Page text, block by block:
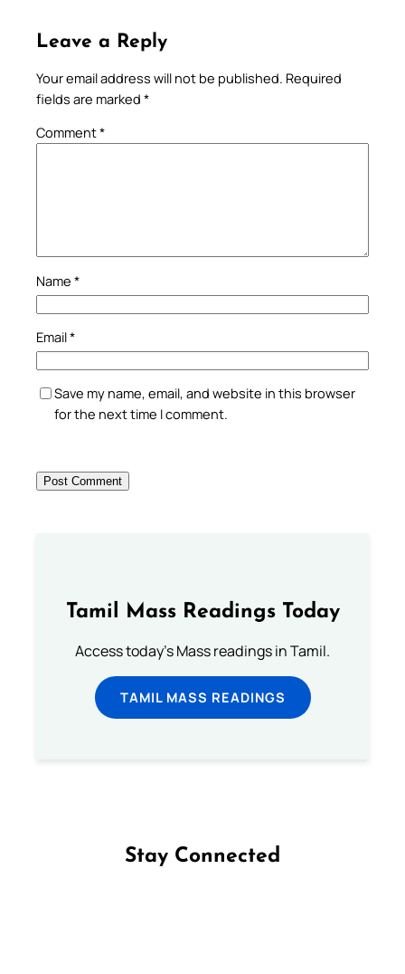
Leave a Reply
Your email address will not be published. Required
fields are marked *
Comment*
Name *
Email*
Save my name, email, and website in this browser
for the next time I comment.
Tamil Mass Readings Today
Access today's Mass readings in Tamil.
TAMIL MASS READINGS
Stay Connected